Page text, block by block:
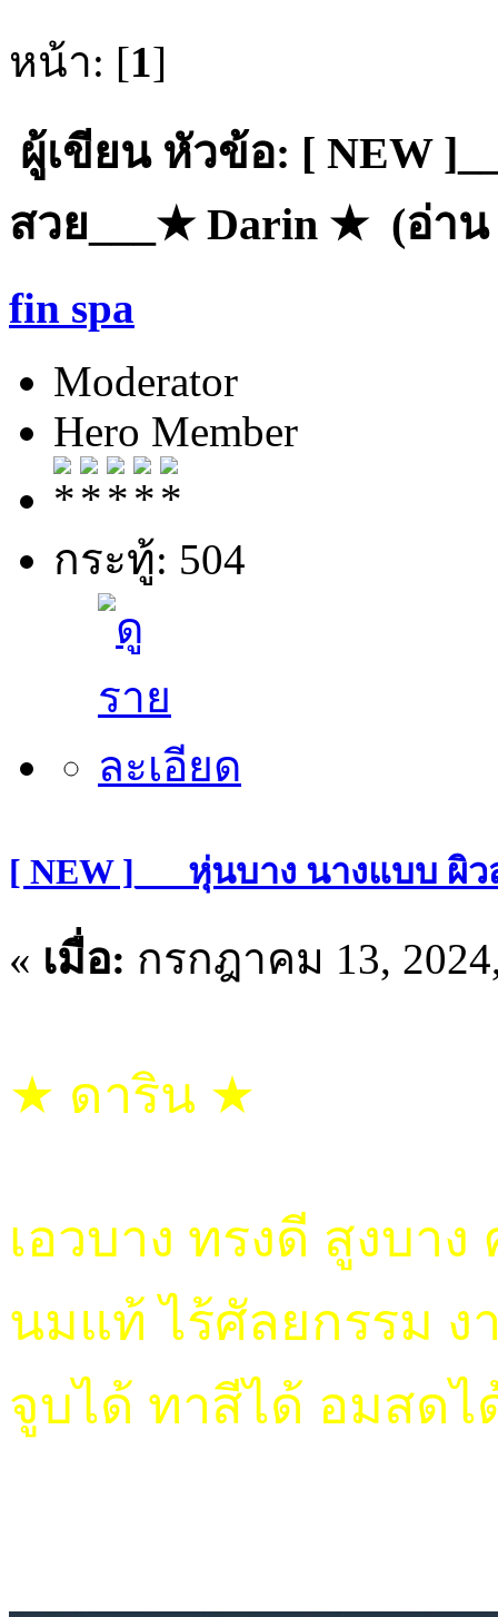
หน้า: [1]
ผู้เขียนหัวข้อ: [ NEW
สวย___★ Darin ★ (อ่าน
fin spa
Moderator
Hero Member
กระทู้: 504
[ NEW ]___หุ่นบาง นางแบบ ผิ
« เมื่อ: กรกฎาคม 13,
★ ดาริน ★
เอวบาง ทรงดี สูงบาง
นมแท้ ไร้ศัลยกรรม
จูบได้ ทาสีได้ อมสดไ